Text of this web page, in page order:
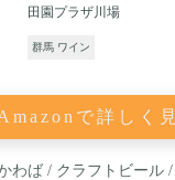
田園プラザ川場
群馬 ワイン
で詳しく
わば / クラフトビール